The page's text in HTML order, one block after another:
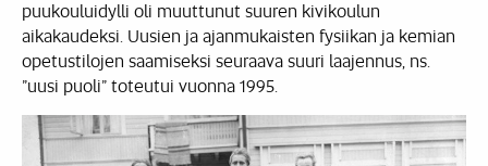
puukouluidylli oli muuttunut suuren kivikoulun
aikakaudeksi. Uusien ja ajanmukaisten fysiikan ja kemian
opetustilojen saamiseksi seuraava suuri laajennus, ns.
”uusi puoli” toteutui vuonna 1995.